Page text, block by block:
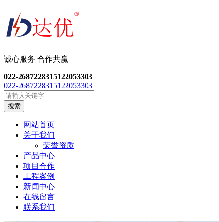
诚心服务 合作共赢
022-2687228315122053303
022-2687228315122053303
搜索
网站首页
关于我们
荣誉资质
产品中心
项目合作
工程案例
新闻中心
在线留言
联系我们